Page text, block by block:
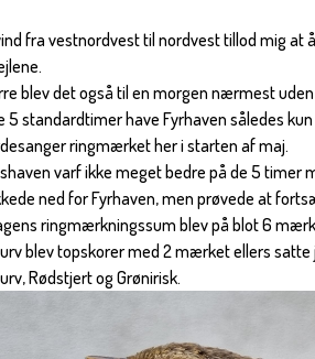
fra vestnordvest til nordvest tillod mig at
blev det også til en morgen nærmest
5 standardtimer have Fyrhaven således
ringmærket her i starten af maj.
varf ikke meget bedre på de 5 timer
ned for Fyrhaven, men prøvede at
ringmærkningssum blev på blot 6
blev topskorer med 2 mærket ellers
Rødstjert og Grønirisk.